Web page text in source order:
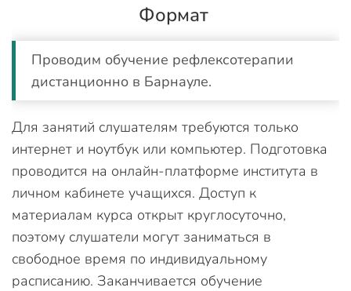
Формат
Проводим обучение рефлексотерапии
дистанционно в Барнауле.
Для занятий слушателям требуются только
интернет и ноутбук или компьютер. Подготовка
проводится на онлайн-платформе института в
личном кабинете учащихся. Доступ к
материалам курса открыт круглосуточно,
поэтому слушатели могут заниматься в
свободное время по индивидуальному
расписанию. Заканчивается обучение